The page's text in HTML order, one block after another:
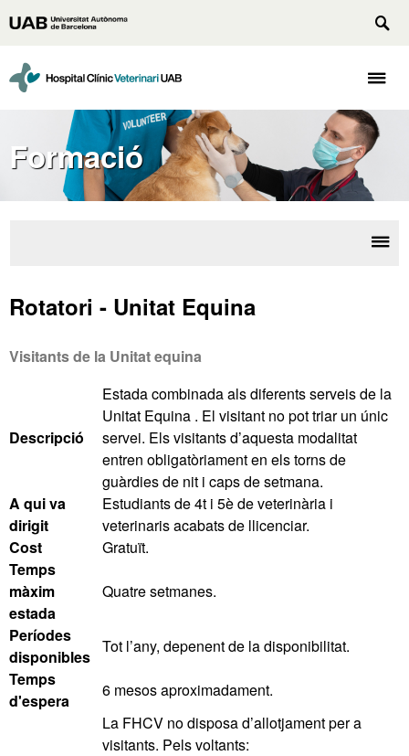
al
principal
Universitat
de
Barcelona
Formació
Rotatori - Unitat Equina
Visitants de la Unitat equina
Descripció
Estada combinada als diferents serveis de la
Unitat Equina . El visitant no pot triar un únic
servei. Els visitants d’aquesta modalitat
entren obligatòriament en els torns de
guàrdies de nit i caps de setmana.
A qui va
dirigit
Estudiants de 4t i 5è de veterinària i
veterinaris acabats de llicenciar.
Cost
Gratuït.
Temps
màxim
estada
Quatre setmanes.
Períodes
disponibles
Tot l’any, depenent de la disponibilitat.
Temps
d'espera
6 mesos aproximadament.
La FHCV no disposa d’allotjament per a
visitants. Pels voltants: